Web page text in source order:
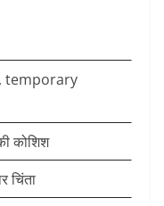
temporary
कोशिश
चिंता